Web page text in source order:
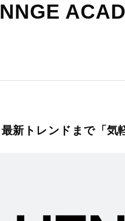
新トレンドまで「